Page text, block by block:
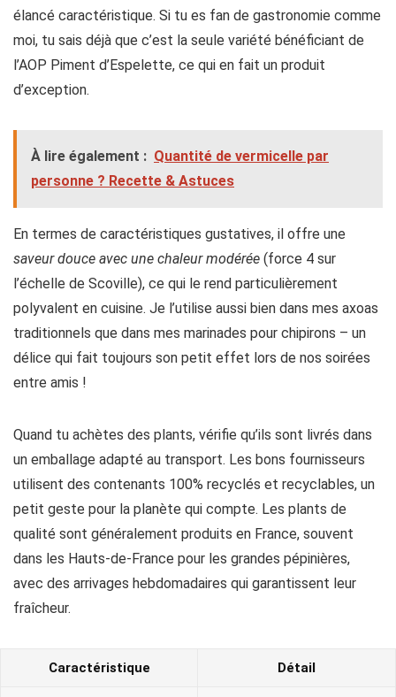
élancé caractéristique. Si tu es fan de gastronomie comme
moi, tu sais déjà que c’est la seule variété bénéficiant de
l’AOP Piment d’Espelette, ce qui en fait un produit
d’exception.
À lire également : Quantité de vermicelle par
personne ? Recette & Astuces
En termes de caractéristiques gustatives, il offre une
saveur douce avec une chaleur modérée (force 4 sur
l’échelle de Scoville), ce qui le rend particulièrement
polyvalent en cuisine. Je l’utilise aussi bien dans mes axoas
traditionnels que dans mes marinades pour chipirons – un
délice qui fait toujours son petit effet lors de nos soirées
entre amis !
Quand tu achètes des plants, vérifie qu’ils sont livrés dans
un emballage adapté au transport. Les bons fournisseurs
utilisent des contenants 100% recyclés et recyclables, un
petit geste pour la planète qui compte. Les plants de
qualité sont généralement produits en France, souvent
dans les Hauts-de-France pour les grandes pépinières,
avec des arrivages hebdomadaires qui garantissent leur
fraîcheur.
Caractéristique Détail